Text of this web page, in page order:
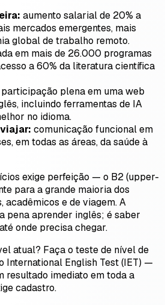
aumento salarial de 20% a
mercados emergentes, mais
global de trabalho remoto.
em mais de 26.000 programas
a 60% da literatura científica
participação plena em uma web
incluindo ferramentas de IA
no idioma.
comunicação funcional em
em todas as áreas, da saúde à
exige perfeição — o B2 (upper-
para a grande maioria dos
acadêmicos e de viagem. A
pena aprender inglês; é saber
onde precisa chegar.
atual? Faça o teste de nível de
International English Test (IET) —
resultado imediato em toda a
cadastro.